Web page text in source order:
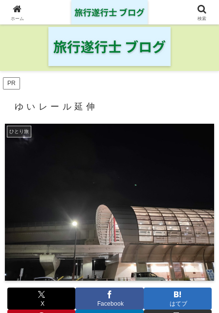
日本の鉄道・空港を制覇した旅行遂行士の旅の記録
PR
ゆいレール延伸
ひとり旅
X Facebook はてブ
ホーム 検索